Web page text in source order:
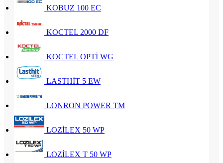
KOBUZ 100 EC
KOCTEL 2000 DF
KOCTEL OPTİ WG
LASTHİT 5 EW
LONRON POWER TM
LOZİLEX 50 WP
LOZİLEX T 50 WP